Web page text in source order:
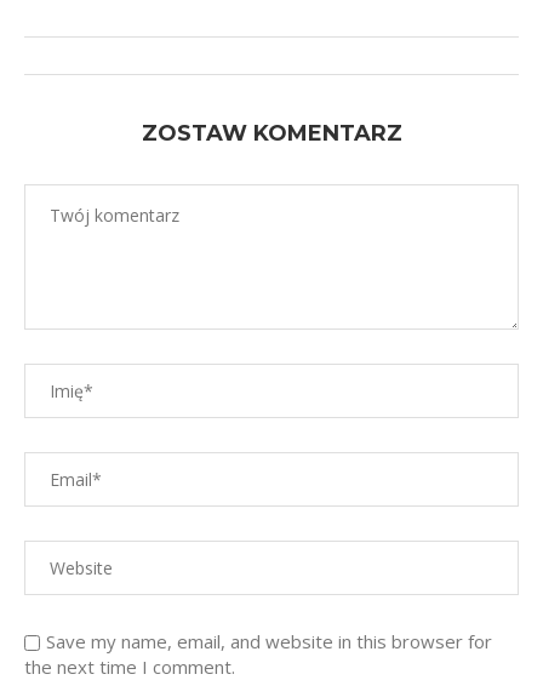
ZOSTAW KOMENTARZ
Save my name, email, and website in this browser for
the next time I comment.